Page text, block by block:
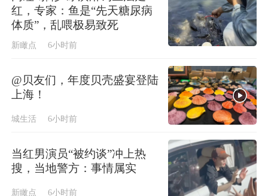
红，专家：鱼是“先天糖尿病
体质”，乱喂极易致死
新瞰点 6小时前
@贝友们，年度贝壳盛宴登陆
上海！
城生活 6小时前
当红男演员“被约谈”冲上热
搜，当地警方：事情属实
新瞰点 6小时前